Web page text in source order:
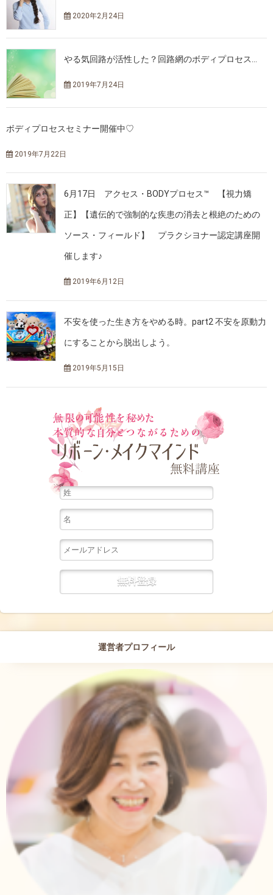
2020年2月24日
やる気回路が活性した？回路網のボディプロセス…
2019年7月24日
ボディプロセスセミナー開催中♡
2019年7月22日
6月17日 アクセス・BODYプロセス™ 【視力矯
正】【遺伝的で強制的な疾患の消去と根絶のための
ソース・フィールド】 プラクシヨナー認定講座開
催します♪
2019年6月12日
不安を使った生き方をやめる時。part2 不安を原動力
にすることから脱出しよう。
2019年5月15日
運営者プロフィール